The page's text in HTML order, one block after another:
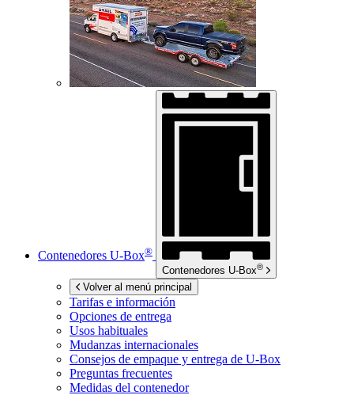
Contenedores U-Box®
Contenedores U-Box®
Volver al menú principal
Tarifas e información
Opciones de entrega
Usos habituales
Mudanzas internacionales
Consejos de empaque y entrega de U-Box
Preguntas frecuentes
Medidas del contenedor